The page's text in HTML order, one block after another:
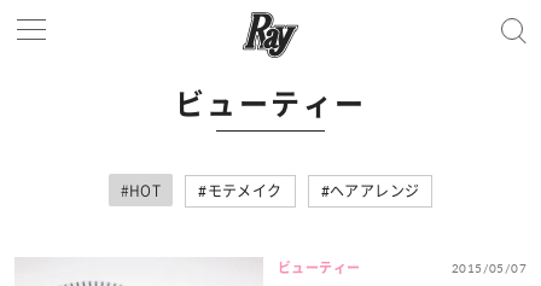
ビューティー
#HOT モテメイク ヘアアレンジ
ビューティー 2015/05/07